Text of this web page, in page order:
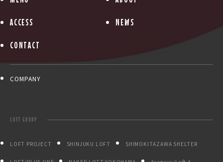
ACCESS NEWS
CONTACT
COMPANY
LOFT GROUP
LOFT PROJECT SHINJUKU LOFT SHIMOKITAZAWA SHELTER